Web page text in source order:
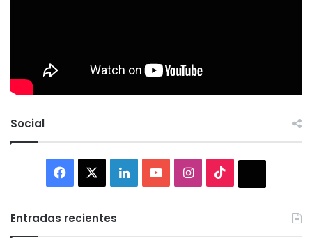
Social
Facebook LinkedInYouTubeInstagram
Entradas recientes